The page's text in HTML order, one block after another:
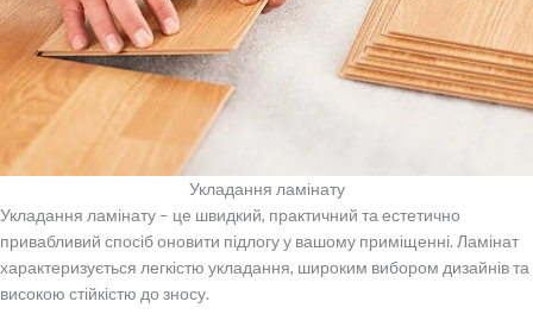
Укладання ламінату
Укладання ламінату – це швидкий, практичний та естетично
привабливий спосіб оновити підлогу у вашому приміщенні. Ламінат
характеризується легкістю укладання, широким вибором дизайнів та
високою стійкістю до зносу.